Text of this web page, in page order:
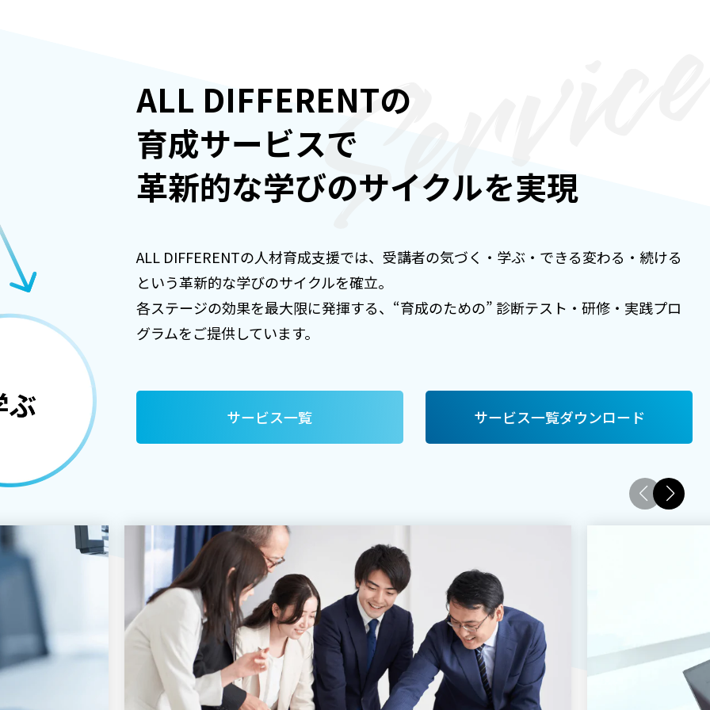
ALL DIFFERENTの
育成サービスで
革新的な学びのサイクルを実現
ALL DIFFERENTの人材育成支援では、受講者の気づく・学ぶ・できる変わる・続ける
という革新的な学びのサイクルを確立。
各ステージの効果を最大限に発揮する、“育成のための” 診断テスト・研修・実践プロ
グラムをご提供しています。
サービス一覧 サービス一覧ダウンロード